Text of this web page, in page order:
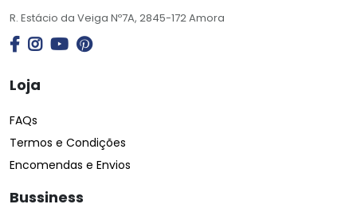
R. Estácio da Veiga Nº7A, 2845-172 Amora
Loja
FAQs
Termos e Condições
Encomendas e Envios
Bussiness